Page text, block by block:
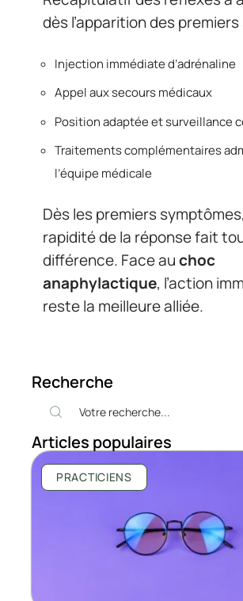
dès l’apparition des premiers
Injection immédiate d’adrénaline
Appel aux secours médicaux
Position adaptée et surveillance
Traitements complémentaires
l’équipe médicale
Dès les premiers
rapidité de la réponse fait
différence. Face auchoc
anaphylactique, l’action
reste la meilleure alliée.
Recherche
Articles populaires
PRACTICIENS